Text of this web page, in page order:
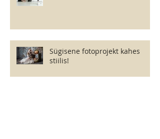
Sügisene fotoprojekt kahes
stiilis!